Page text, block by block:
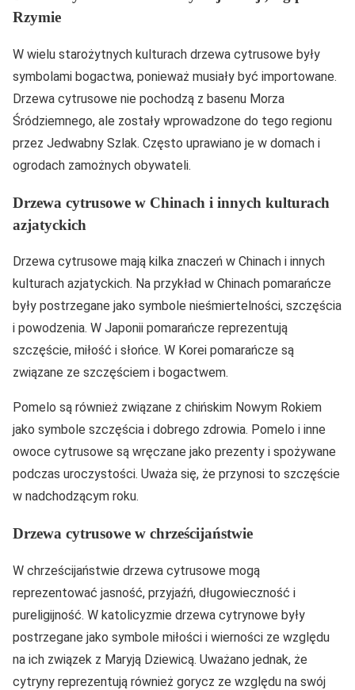
Rzymie
W wielu starożytnych kulturach drzewa cytrusowe były
symbolami bogactwa, ponieważ musiały być importowane.
Drzewa cytrusowe nie pochodzą z basenu Morza
Śródziemnego, ale zostały wprowadzone do tego regionu
przez Jedwabny Szlak. Często uprawiano je w domach i
ogrodach zamożnych obywateli.
Drzewa cytrusowe w Chinach i innych kulturach
azjatyckich
Drzewa cytrusowe mają kilka znaczeń w Chinach i innych
kulturach azjatyckich. Na przykład w Chinach pomarańcze
były postrzegane jako symbole nieśmiertelności, szczęścia
i powodzenia. W Japonii pomarańcze reprezentują
szczęście, miłość i słońce. W Korei pomarańcze są
związane ze szczęściem i bogactwem.
Pomelo są również związane z chińskim Nowym Rokiem
jako symbole szczęścia i dobrego zdrowia. Pomelo i inne
owoce cytrusowe są wręczane jako prezenty i spożywane
podczas uroczystości. Uważa się, że przynosi to szczęście
w nadchodzącym roku.
Drzewa cytrusowe w chrześcijaństwie
W chrześcijaństwie drzewa cytrusowe mogą
reprezentować jasność, przyjaźń, długowieczność i
pureligijność. W katolicyzmie drzewa cytrynowe były
postrzegane jako symbole miłości i wierności ze względu
na ich związek z Maryją Dziewicą. Uważano jednak, że
cytryny reprezentują również gorycz ze względu na swój